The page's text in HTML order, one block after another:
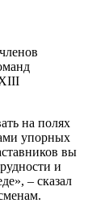
на полях
упорных
вы
и
– сказал